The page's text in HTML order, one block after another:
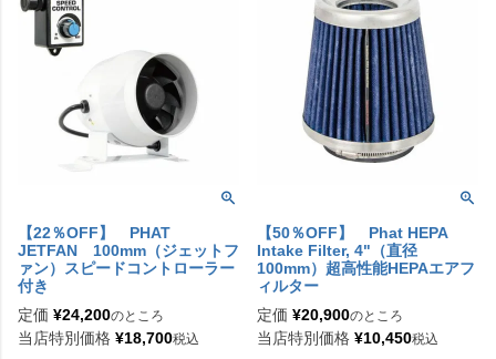
【22％OFF】 PHAT
JETFAN 100mm（ジェットフ
ァン）スピードコントローラー
付き
定価 ¥24,200のところ
当店特別価格 ¥18,700税込
【50％OFF】 Phat HEPA
Intake Filter, 4"（直径
100mm）超高性能HEPAエアフ
ィルター
定価 ¥20,900のところ
当店特別価格 ¥10,450税込